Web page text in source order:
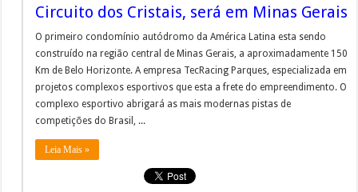
Circuito dos Cristais, será em Minas Gerais
O primeiro condomínio autódromo da América Latina esta sendo
construído na região central de Minas Gerais, a aproximadamente 150
Km de Belo Horizonte. A empresa TecRacing Parques, especializada em
projetos complexos esportivos que esta a frete do empreendimento. O
complexo esportivo abrigará as mais modernas pistas de
competições do Brasil, ...
Leia Mais »